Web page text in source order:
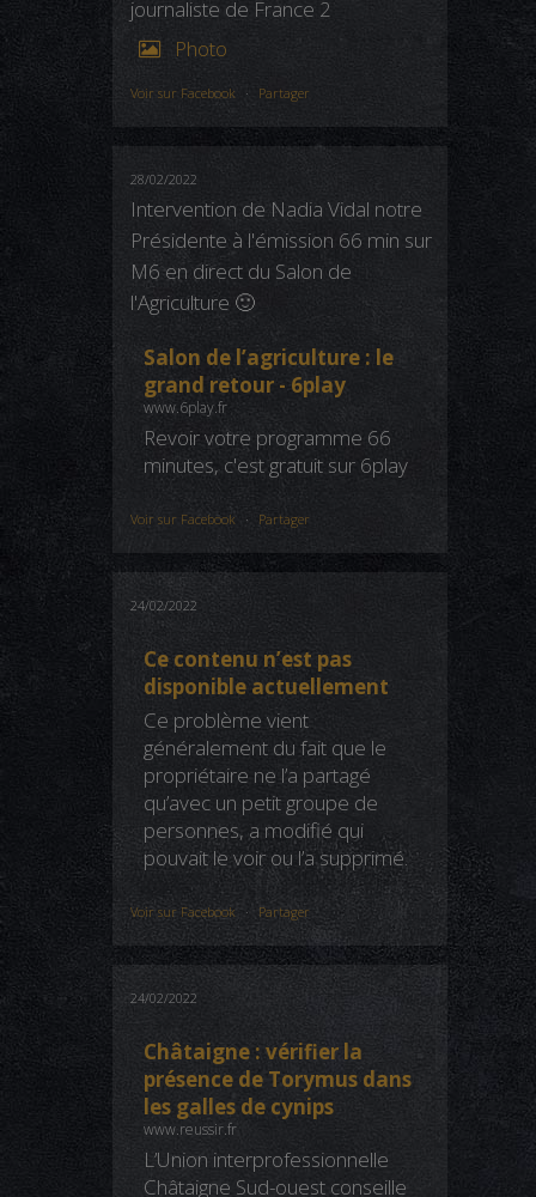
journaliste de France 2
Photo
Voir sur Facebook · Partager
28/02/2022
Intervention de Nadia Vidal notre
Présidente à l'émission 66 min sur
M6 en direct du Salon de
l'Agriculture 🙂
Salon de l’agriculture : le
grand retour - 6play
www.6play.fr
Revoir votre programme 66
minutes, c'est gratuit sur 6play
Voir sur Facebook · Partager
24/02/2022
Ce contenu n’est pas
disponible actuellement
Ce problème vient
généralement du fait que le
propriétaire ne l’a partagé
qu’avec un petit groupe de
personnes, a modifié qui
pouvait le voir ou l’a supprimé.
Voir sur Facebook · Partager
24/02/2022
Châtaigne : vérifier la
présence de Torymus dans
les galles de cynips
www.reussir.fr
L’Union interprofessionnelle
Châtaigne Sud-ouest conseille